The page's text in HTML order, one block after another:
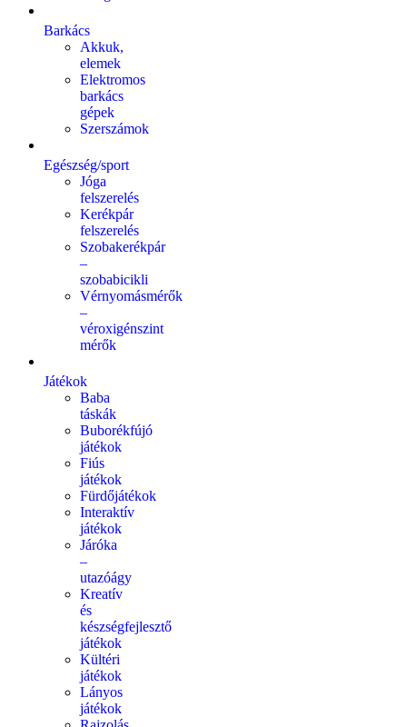
Barkács
Akkuk,
elemek
Elektromos
barkács
gépek
Szerszámok
Egészség/sport
Jóga
felszerelés
Kerékpár
felszerelés
Szobakerékpár
–
szobabicikli
Vérnyomásmérők
–
véroxigénszint
mérők
Játékok
Baba
táskák
Buborékfújó
játékok
Fiús
játékok
Fürdőjátékok
Interaktív
játékok
Járóka
–
utazóágy
Kreatív
és
készségfejlesztő
játékok
Kültéri
játékok
Lányos
játékok